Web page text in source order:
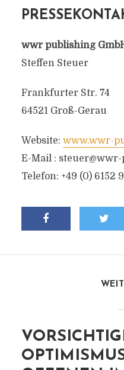
wwr publishing
Steffen Steuer
Frankfurter Str. 74
64521 Groß-Gerau
Website: www.wwr-
E-Mail :
Telefon: +49 (0) 6152